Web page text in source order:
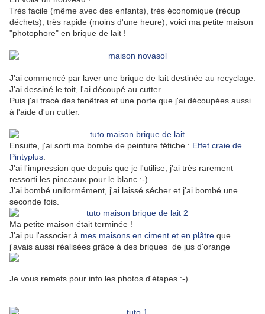
Très facile (même avec des enfants), très économique (récup
déchets), très rapide (moins d'une heure), voici ma petite maison
"photophore" en brique de lait !
J'ai commencé par laver une brique de lait destinée au recyclage.
J'ai dessiné le toit, l'ai découpé au cutter ...
Puis j'ai tracé des fenêtres et une porte que j'ai découpées aussi
à l'aide d'un cutter.
Ensuite, j'ai sorti ma bombe de peinture fétiche : Effet craie de
Pintyplus
J'ai l'impression que depuis que je l'utilise, j'ai très rarement
ressorti les pinceaux pour le blanc :-)
J'ai bombé uniformément, j'ai laissé sécher et j'ai bombé une
seconde fois.
Ma petite maison était terminée !
J'ai pu l'associer à mes maisons en ciment et en plâtre que
j'avais aussi réalisées grâce à des briques de jus d'orange
Je vous remets pour info les photos d'étapes :-)